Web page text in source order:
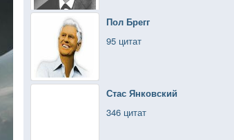
Пол Брегг
95 цитат
Стас Янковский
346 цитат